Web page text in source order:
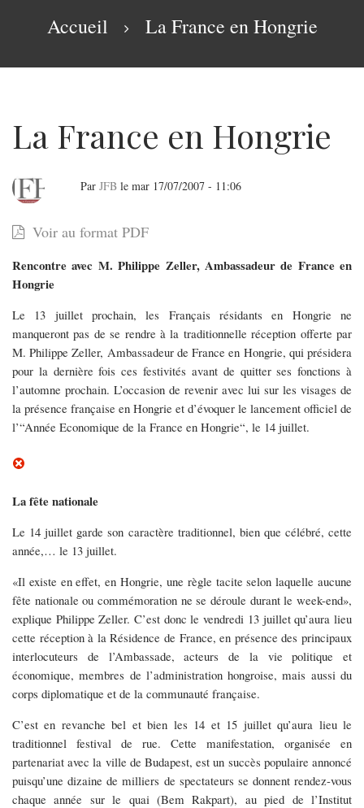
d'Ariane
Accueil La France en Hongrie
La France en Hongrie
La
France
en
Hongrie
Par JFB le mar 17/07/2007 - 11:06
Voir au format PDF
Rencontre avec M. Philippe Zeller, Ambassadeur de France en
Hongrie
Le 13 juillet prochain, les Français résidants en Hongrie ne
manqueront pas de se rendre à la traditionnelle réception offerte par
M. Philippe Zeller, Ambassadeur de France en Hongrie, qui présidera
pour la dernière fois ces festivités avant de quitter ses fonctions à
l’automne prochain. L’occasion de revenir avec lui sur les visages de
la présence française en Hongrie et d’évoquer le lancement officiel de
l’“Année Economique de la France en Hongrie“, le 14 juillet.
La fête nationale
Le 14 juillet garde son caractère traditionnel, bien que célébré, cette
année,… le 13 juillet.
«Il existe en effet, en Hongrie, une règle tacite selon laquelle aucune
fête nationale ou commémoration ne se déroule durant le week-end»,
explique Philippe Zeller. C’est donc le vendredi 13 juillet qu’aura lieu
cette réception à la Résidence de France, en présence des principaux
interlocuteurs de l’Ambassade, acteurs de la vie politique et
économique, membres de l’administration hongroise, mais aussi du
corps diplomatique et de la communauté française.
C’est en revanche bel et bien les 14 et 15 juillet qu’aura lieu le
traditionnel festival de rue. Cette manifestation, organisée en
partenariat avec la ville de Budapest, est un succès populaire annoncé
puisqu’une dizaine de milliers de spectateurs se donnent rendez-vous
chaque année sur le quai (Bem Rakpart), au pied de l’Institut